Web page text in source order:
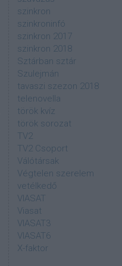
szinkron
szinkroninfó
szinkron 2017
szinkron 2018
Sztárban sztár
Szulejmán
tavaszi szezon 2018
telenovella
török kvíz
török sorozat
TV2
TV2 Csoport
Válótársak
Végtelen szerelem
vetélkedő
VIASAT
Viasat
VIASAT3
VIASAT6
X-faktor